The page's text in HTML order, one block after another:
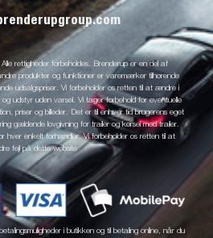
rettigheder forbeholdes. Brenderup er en del af
produkter og funktioner er varemærker tilhørende
udsalgspriser. Vi forbeholder os retten til at ændre i
udstyr uden varsel. Vi tager forbehold for eventuelle
priser og billeder. Det er til enhver tid brugerens eget
gældende lovgivning for trailer og kørsel med trailer.
hver enkelt forhandler. Vi forbeholder os retten til at
fejl på dette website
i butikken og til betaling online, når du